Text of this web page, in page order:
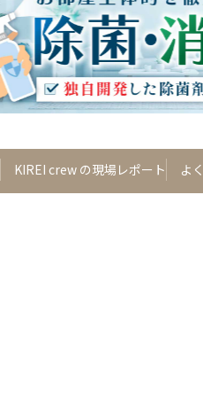
KIREI crew の現場レポート よ